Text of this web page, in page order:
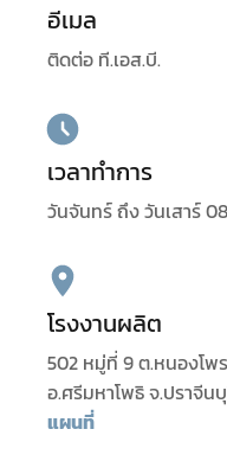
อีเมล
ติดต่อ ที.เอส.บี.
เวลาทำการ
วันจันทร์ ถึง วันเสาร์
โรงงานผลิต
502 หมู่ที่ 9 ต.หนองโพ
อ.ศรีมหาโพธิ จ.ปราจีน
แผนที่